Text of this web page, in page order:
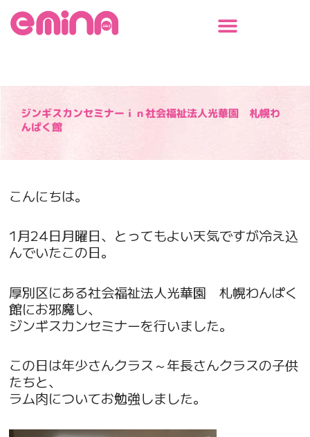
ジンギスカンセミナーｉｎ社会福祉法人光華園 札幌わ
んぱく館
こんにちは。
1月24日月曜日、とってもよい天気ですが冷え込
んでいたこの日。
厚別区にある社会福祉法人光華園 札幌わんぱく
館にお邪魔し、
ジンギスカンセミナーを行いました。
この日は年少さんクラス～年長さんクラスの子供
たちと、
ラム肉についてお勉強しました。